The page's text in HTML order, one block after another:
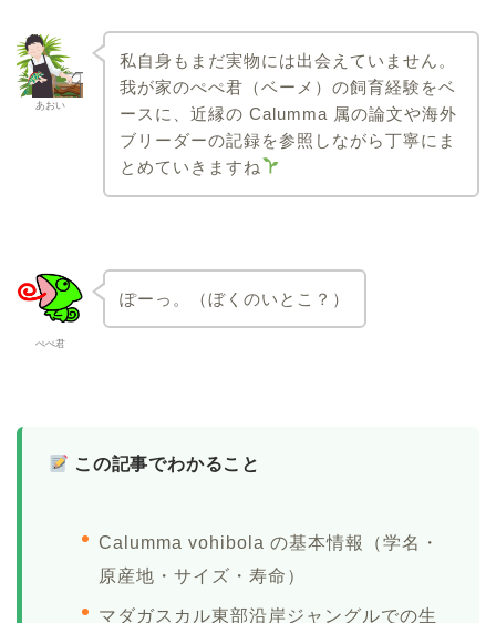
あおい
私自身もまだ実物には出会えていません。
我が家のぺぺ君（ベーメ）の飼育経験をベ
ースに、近縁の Calumma 属の論文や海外
ブリーダーの記録を参照しながら丁寧にま
とめていきますね
ぺぺ君
ぽーっ。（ぼくのいとこ？）
この記事でわかること
Calumma vohibola の基本情報（学名・
原産地・サイズ・寿命）
マダガスカル東部沿岸ジャングルでの生